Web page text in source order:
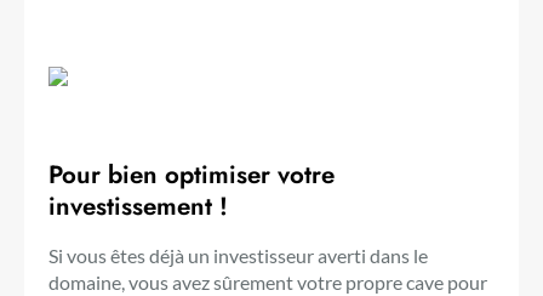
Pour bien optimiser votre
investissement !
Si vous êtes déjà un investisseur averti dans le
domaine, vous avez sûrement votre propre cave pour